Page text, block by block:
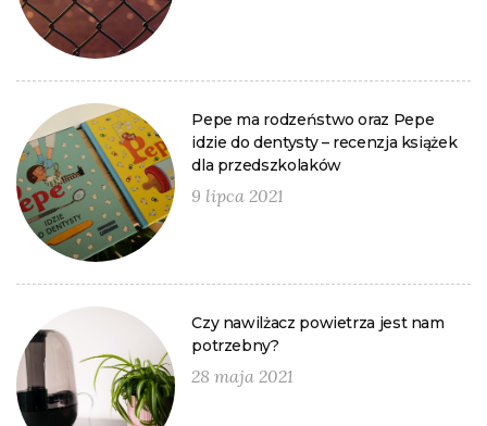
Pepe ma rodzeństwo oraz Pepe
idzie do dentysty – recenzja książek
dla przedszkolaków
9 lipca 2021
Czy nawilżacz powietrza jest nam
potrzebny?
28 maja 2021